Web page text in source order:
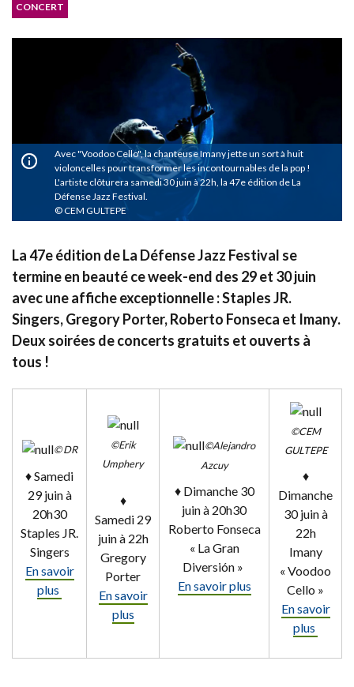
CONCERT
Avec "Voodoo Cello", la chanteuse Imany jette un sort à huit
violoncelles pour transformer les incontournables de la pop !
L'artiste clôturera samedi 30 juin à 22h, la 47e édition de La
Défense Jazz Festival.
CEM GULTEPE
La 47e édition de La Défense Jazz Festival se
termine en beauté ce week-end des 29 et 30 juin
avec une affiche exceptionnelle : Staples JR.
Singers, Gregory Porter, Roberto Fonseca et Imany.
Deux soirées de concerts gratuits et ouverts à
tous !
© DR
♦ Samedi
29 juin à
20h30
Staples JR.
Singers
En savoir
plus
©Erik
Umphery
♦
Samedi 29
juin à 22h
Gregory
Porter
En savoir
plus
©Alejandro
Azcuy
♦ Dimanche 30
juin à 20h30
Roberto Fonseca
« La Gran
Diversión »
En savoir plus
©CEM
GULTEPE
♦
Dimanche
30 juin à
22h
Imany
« Voodoo
Cello »
En savoir
plus